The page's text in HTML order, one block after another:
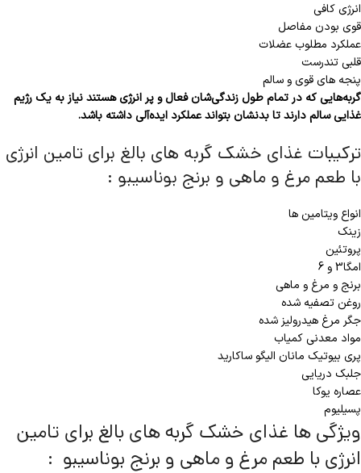
انرژی کافی
قوی بودن مفاصل
عملکرد مطلوب عضلات
قلبی تندرست
پنجه های قوی و سالم
گربه‌هایی که در تمام طول زندگی‌شان فعال و پر انرژی هستند نیاز به یک رژیم
غذایی سالم دارند تا بدنشان بتواند عملکرد ایده‌آلی داشته باشد.
ترکیبات غذای خشک گربه های بالغ برای تامین انرژی
با طعم مرغ و ماهی و برنج بوناسیبو :
انواع ویتامین ها
زینک
پروتئین
امگا3 و 6
برنج و مرغ و ماهی
روغن تصفیه شده
جگر مرغ هیدرولیز شده
مواد معدنی کمیاب
پری بیوتیک مانان الیگو ساکارید
جلبک دریایی
عصاره یوکا
پسیلیوم
ویژگی ها غذای خشک گربه های بالغ برای تامین
انرژی با طعم مرغ و ماهی و برنج بوناسیبو :